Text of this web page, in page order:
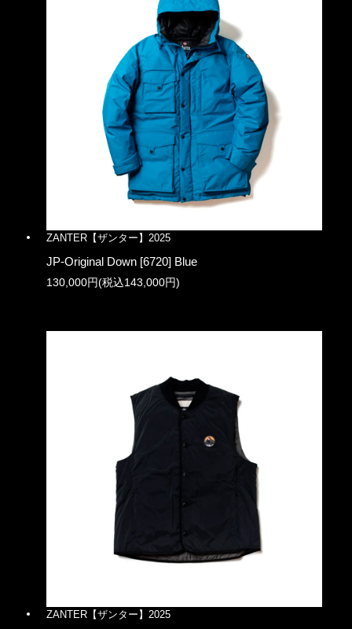
ZANTER【ザンター】2025
JP-Original Down [6720] Blue
130,000円(税込143,000円)
ZANTER【ザンター】2025